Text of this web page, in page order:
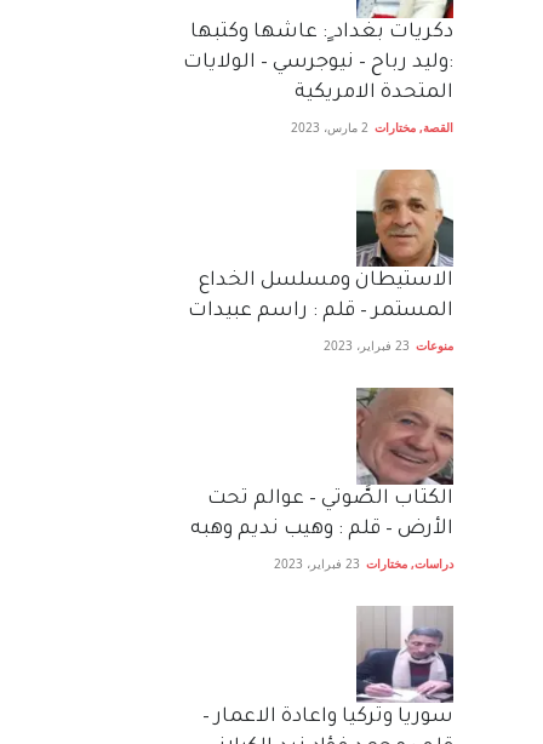
دكريات بغداد ٍ: عاشها وكتبها
:وليد رباح – نيوجرسي – الولايات
المتحدة الامريكية
القصة, مختارات 2 مارس، 2023
الاستيطان ومسلسل الخداع
المستمر – قلم : راسم عبيدات
منوعات 23 فبراير، 2023
الكتاب الصَّوتي – عوالم تحت
الأرض – قلم : وهيب نديم وهبه
دراسات, مختارات 23 فبراير، 2023
سوريا وتركيا واعادة الاعمار –